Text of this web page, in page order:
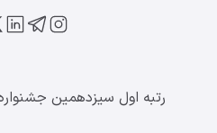
رتبه اول سیزدهمین جشنواره